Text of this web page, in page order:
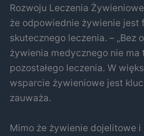
Rozwoju Leczenia
że odpowiednie żywienie jest
skutecznego leczenia. – „Bez
żywienia medycznego nie ma
pozostałego leczenia. W
wsparcie żywieniowe jest
zauważa.
Mimo że żywienie dojelitowe